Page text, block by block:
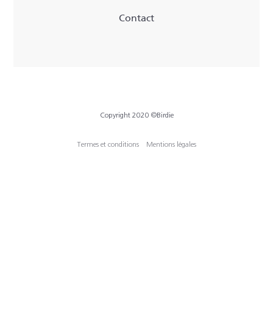
Contact
Copyright 2020 ©Birdie
Termes et conditions Mentions légales